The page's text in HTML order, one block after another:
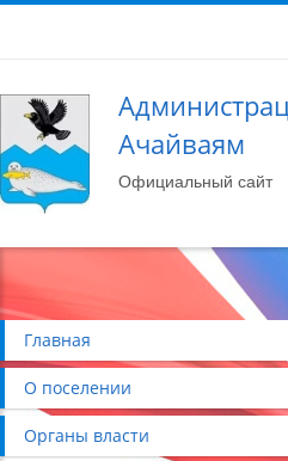
Ачайваям
Официальный сайт
Главная
О поселении
Органы власти